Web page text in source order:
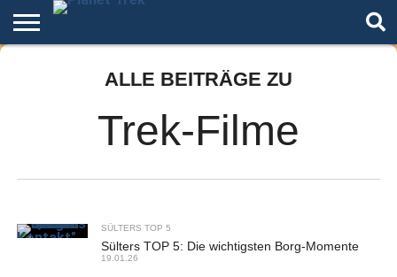
AutorenALLE BEITRÄGE ZU
Trek-Filme
SÜLTERS TOP 5
Sülters TOP 5: Die wichtigsten Borg-Momente
19.01.26